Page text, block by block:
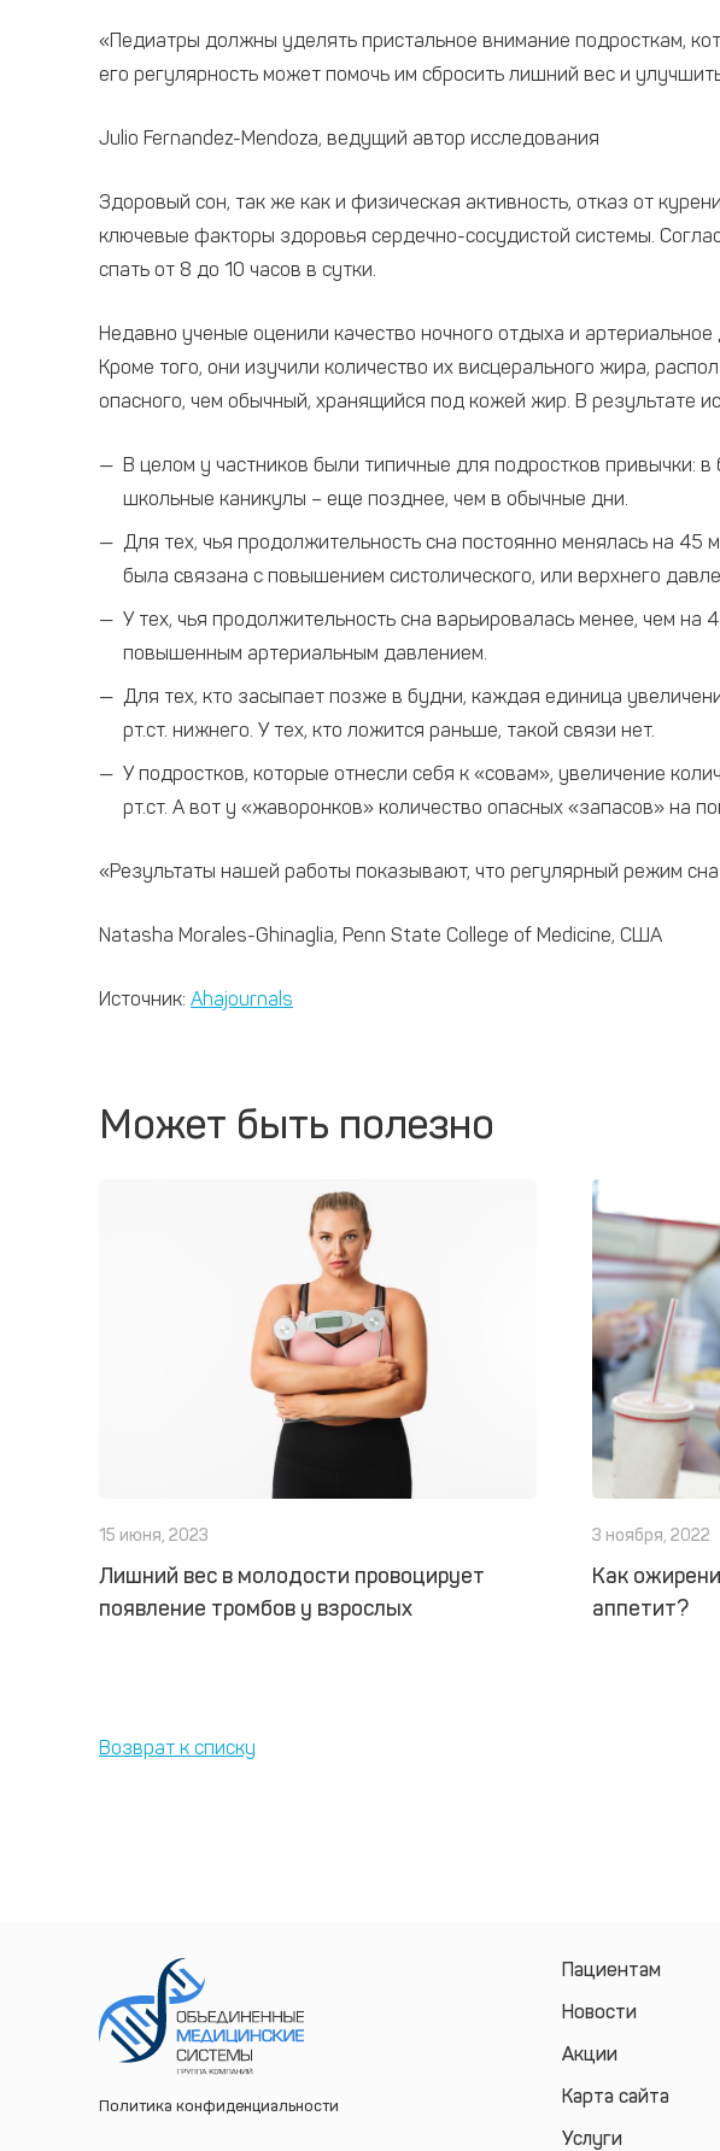
«Педиатры должны уделять пристальное внимание подросткам,
его регулярность может помочь им сбросить лишний вес и
Julio Fernandez-Mendoza, ведущий автор исследования
Здоровый сон, так же как и физическая активность, отказ от
ключевые факторы здоровья сердечно-сосудистой системы.
спать от 8 до 10 часов в сутки.
Недавно ученые оценили качество ночного отдыха и
Кроме того, они изучили количество их висцерального жира,
опасного, чем обычный, хранящийся под кожей жир. В результате
В целом у частников были типичные для подростков привычки:
школьные каникулы – еще позднее, чем в обычные дни.
Для тех, чья продолжительность сна постоянно менялась на
была связана с повышением систолического, или верхнего
У тех, чья продолжительность сна варьировалась менее, чем
повышенным артериальным давлением.
Для тех, кто засыпает позже в будни, каждая единица
рт.ст. нижнего. У тех, кто ложится раньше, такой связи нет.
У подростков, которые отнесли себя к «совам», увеличение
рт.ст. А вот у «жаворонков» количество опасных «запасов» на
«Результаты нашей работы показывают, что регулярный режим
Natasha Morales-Ghinaglia, Penn State College of Medicine, США
Источник: Ahajournals
Может быть полезно
15 июня, 2023
Лишний вес в молодости провоцирует
появление тромбов у взрослых
3 ноября, 2022
Как
аппетит?
Возврат к списку
Политика конфиденциальности
Пациентам
Новости
Акции
Карта сайта
Услуги